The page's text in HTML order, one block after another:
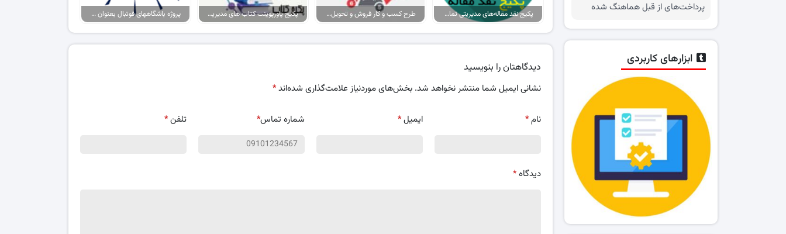
پکیج نقد مقاله‌های مدیریتی تمام گرایش‌ها طرح کسب و کار فروش و تحویل پیتزا در ایران پکیج پاورپوینت کتاب های مدیریت ورزشی پروژه باشگاههای فوتبال بعنوان برند، حامیان آنها بعنوان مصرف کننده
دیدگاهتان را بنویسید
نشانی ایمیل شما منتشر نخواهد شد. بخش‌های موردنیاز علامت‌گذاری شده‌اند*
نام* ایمیل* شماره تماس* تلفن*
دیدگاه*
پرداخت‌های از قبل هماهنگ شده
ابزارهای کاربردی